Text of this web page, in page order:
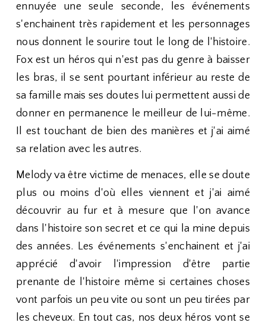
ennuyée une seule seconde, les événements
s'enchainent très rapidement et les personnages
nous donnent le sourire tout le long de l'histoire.
Fox est un héros qui n'est pas du genre à baisser
les bras, il se sent pourtant inférieur au reste de
sa famille mais ses doutes lui permettent aussi de
donner en permanence le meilleur de lui-même.
Il est touchant de bien des manières et j'ai aimé
sa relation avec les autres.
Melody va être victime de menaces, elle se doute
plus ou moins d'où elles viennent et j'ai aimé
découvrir au fur et à mesure que l'on avance
dans l'histoire son secret et ce qui la mine depuis
des années. Les événements s'enchainent et j'ai
apprécié d'avoir l'impression d'être partie
prenante de l'histoire même si certaines choses
vont parfois un peu vite ou sont un peu tirées par
les cheveux. En tout cas, nos deux héros vont se